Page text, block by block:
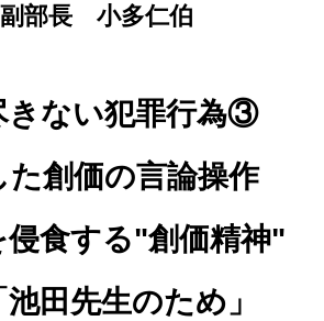
部長 小多仁伯
ない犯罪行為③
価の言論操作
する"創価精神"
先生のため」